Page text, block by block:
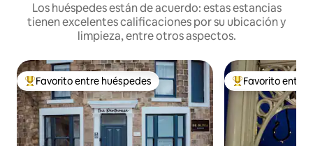
Los huéspedes están de acuerdo: estas estancias
tienen excelentes calificaciones por su ubicación y
limpieza, entre otros aspectos.
De los mejores en Favorito entre huéspedes
Favorito entre huéspedes De los mejores
Favorito entre